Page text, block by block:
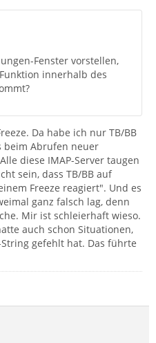
Fenster vorstellen,
innerhalb des
Da habe ich nur TB/BB
beim Abrufen neuer
diese IMAP-Server taugen
sein, dass TB/BB auf
Freeze reagiert". Und es
ganz falsch lag, denn
Mir ist schleierhaft wieso.
auch schon Situationen,
gefehlt hat. Das führte